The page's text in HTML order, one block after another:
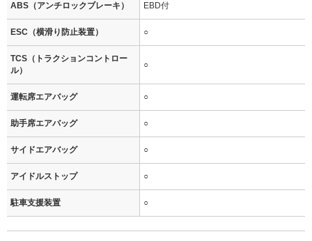
ABS（アンチロックブレーキ） EBD付
ESC（横滑り防止装置） ○
TCS（トラクションコントロー
ル）
○
運転席エアバッグ ○
助手席エアバッグ ○
サイドエアバッグ ○
アイドルストップ ○
駐車支援装置 ○